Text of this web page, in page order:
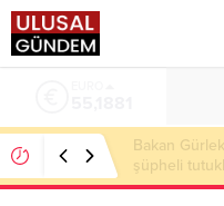
Ahbap
Levent ve